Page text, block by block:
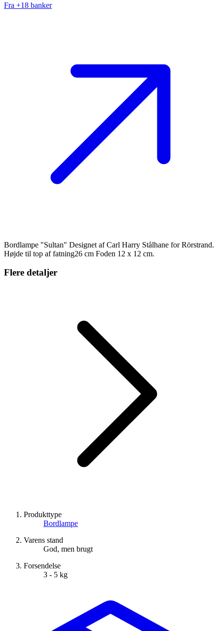
Fra +18 banker
Bordlampe "Sultan" Designet af Carl Harry Stålhane for Rörstrand.
Højde til top af fatning26 cm Foden 12 x 12 cm.
Flere detaljer
Produkttype
Bordlampe
Varens stand
God, men brugt
Forsendelse
3 - 5 kg